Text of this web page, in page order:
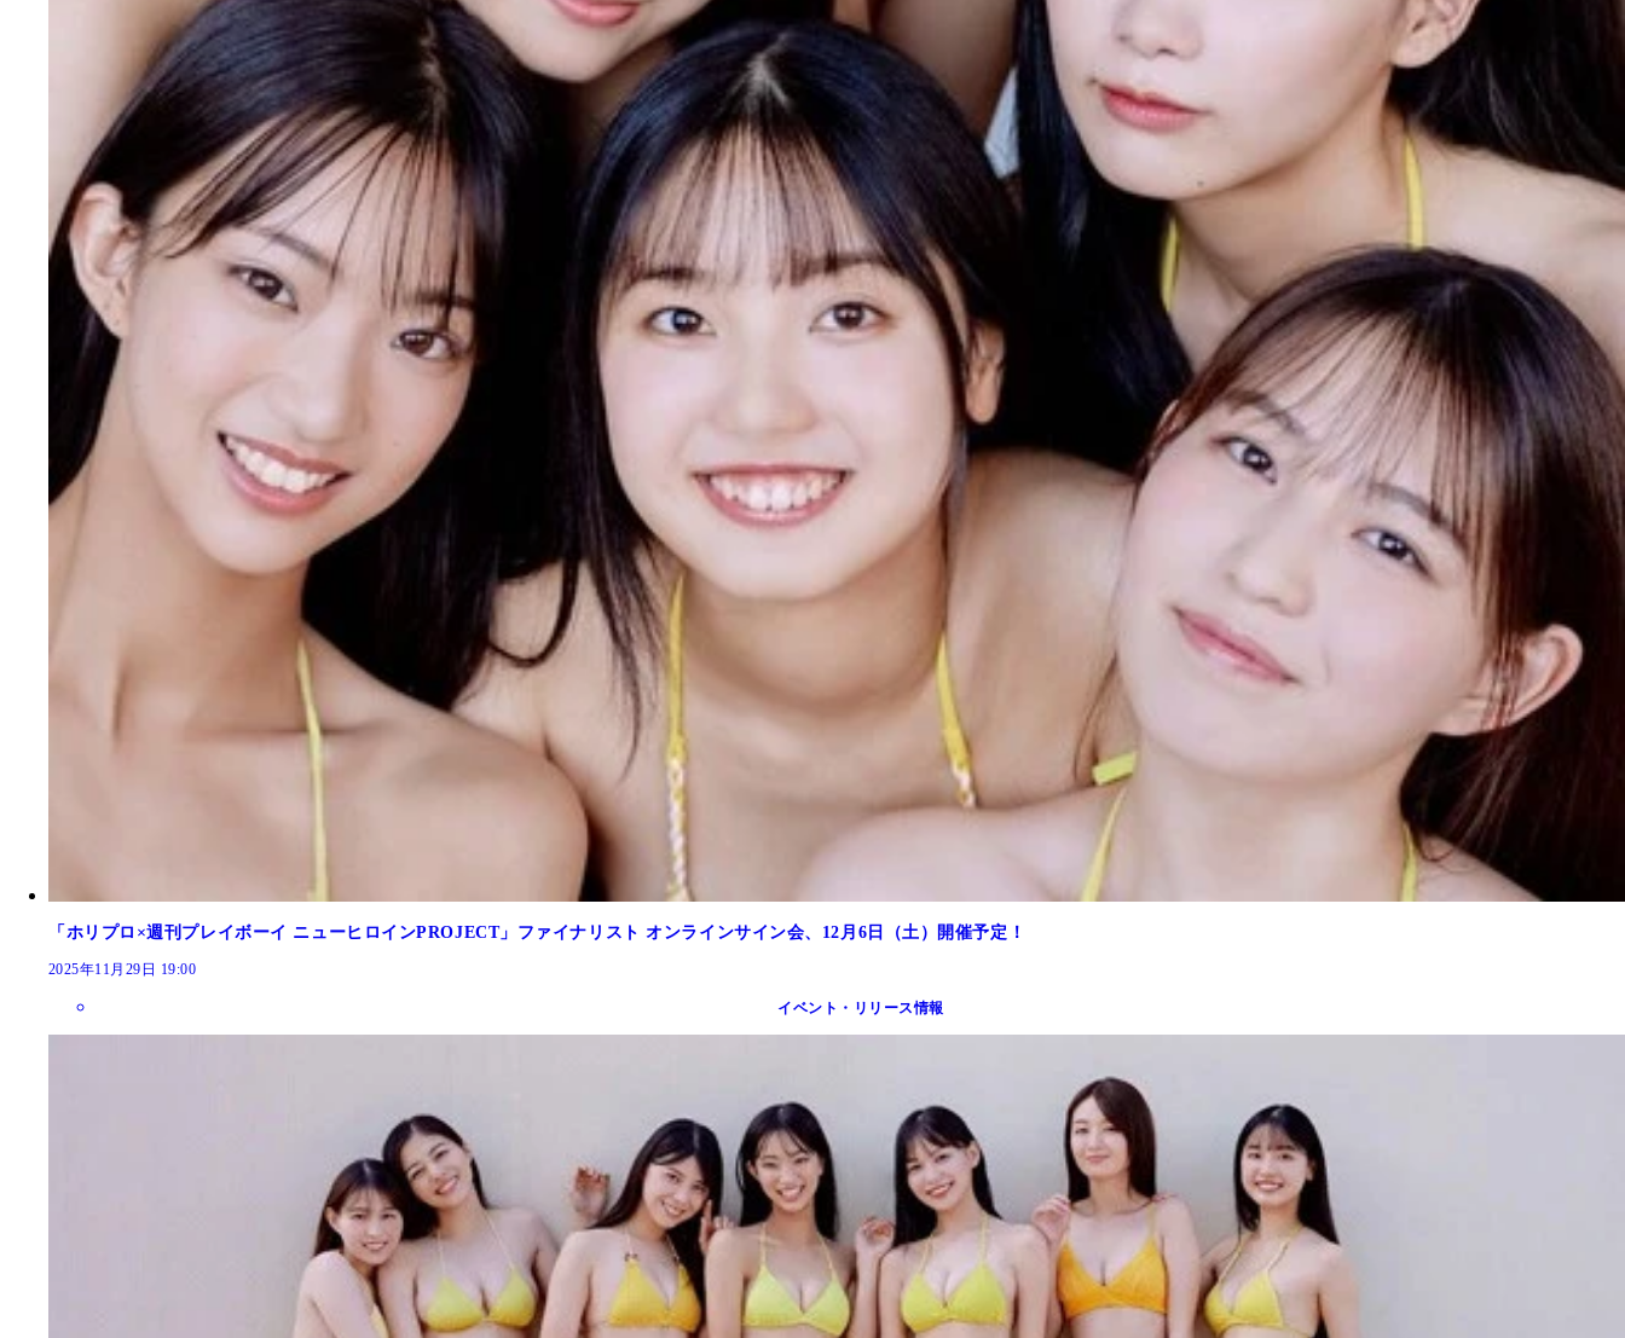
「ホリプロ×週刊プレイボーイ ニューヒロインPROJECT」ファイナリスト オンラインサイン会、12月6日（土）開催予定！
2025年11月29日 19:00
イベント・リリース情報